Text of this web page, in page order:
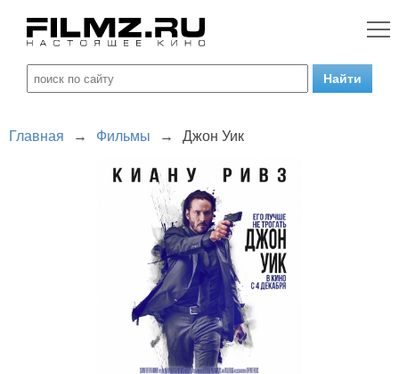
Главная → Фильмы → Джон Уик